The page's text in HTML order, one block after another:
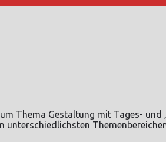
Thema Gestaltung mit Tages- und